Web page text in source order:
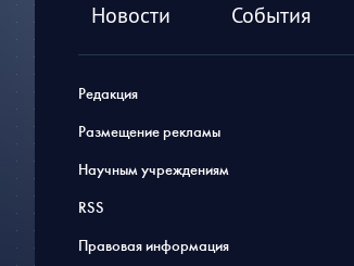
Новости События
Редакция
Размещение рекламы
Научным учреждениям
RSS
Правовая информация